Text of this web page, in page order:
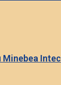
Intec